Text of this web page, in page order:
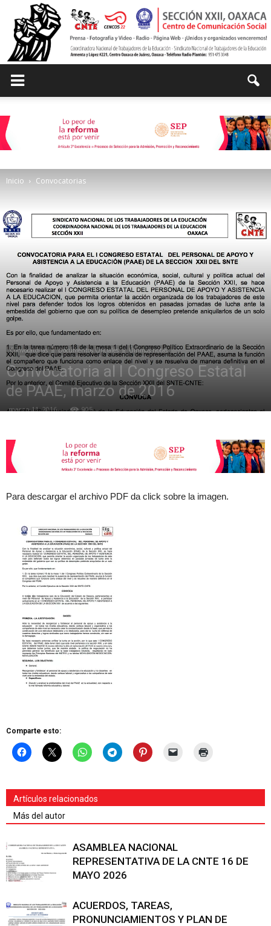
de
Social
de
la
XXII
Inicio Convocatorias
Convocatorias Documentos Oficiales Últimas notas
Convocatoria al I Congreso Estatal
de PAAE, marzo de 2016
marzo 11, 2016 905
Para descargar el archivo PDF da click sobre la imagen.
Comparte esto:
Artículos relacionados
Más del autor
ASAMBLEA NACIONAL
REPRESENTATIVA DE LA CNTE 16 DE
MAYO 2026
ACUERDOS, TAREAS,
PRONUNCIAMIENTOS Y PLAN DE